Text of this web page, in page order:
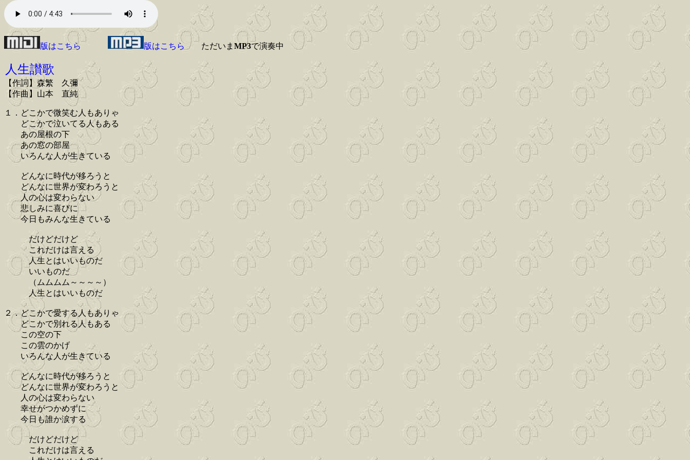
版はこちら 版はこちらただいま MP3で演奏中
人生讃歌
【作詞】森繁 久彌
【作曲】山本 直純
１．どこかで微笑む人もありゃ
どこかで泣いてる人もある
あの屋根の下
あの窓の部屋
いろんな人が生きている
どんなに時代が移ろうと
どんなに世界が変わろうと
人の心は変わらない
悲しみに喜びに
今日もみんな生きている
だけどだけど
これだけは言える
人生とはいいものだ
いいものだ
（ムムムム～～～～）
人生とはいいものだ
２．どこかで愛する人もありゃ
どこかで別れる人もある
この空の下
この雲のかげ
いろんな人が生きている
どんなに時代が移ろうと
どんなに世界が変わろうと
人の心は変わらない
幸せがつかめずに
今日も誰か涙する
だけどだけど
これだけは言える